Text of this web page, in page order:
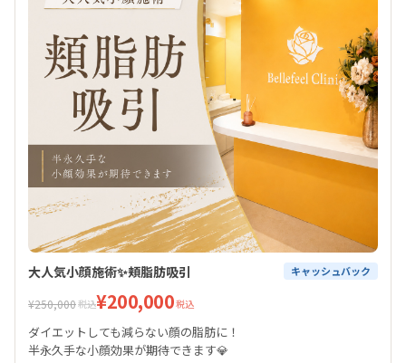
大人気小顔施術✨頬脂肪吸引 キャッシュバック
¥250,000税込¥200,000税込
ダイエットしても減らない顔の脂肪に！
半永久手な小顔効果が期待できます💎